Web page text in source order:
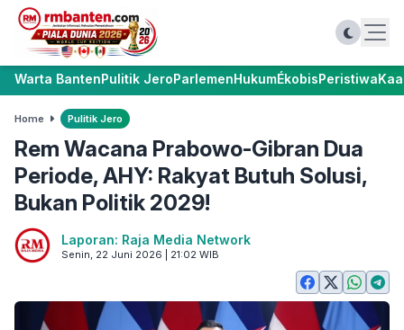
Warta BantenPulitik JeroParlemenHukumÉkobisPeristiwa
Home Pulitik Jero
Rem Wacana Prabowo-Gibran Dua
Periode, AHY: Rakyat Butuh Solusi,
Bukan Politik 2029!
Laporan: Raja Media Network
Senin, 22 Juni 2026 | 21:02 WIB